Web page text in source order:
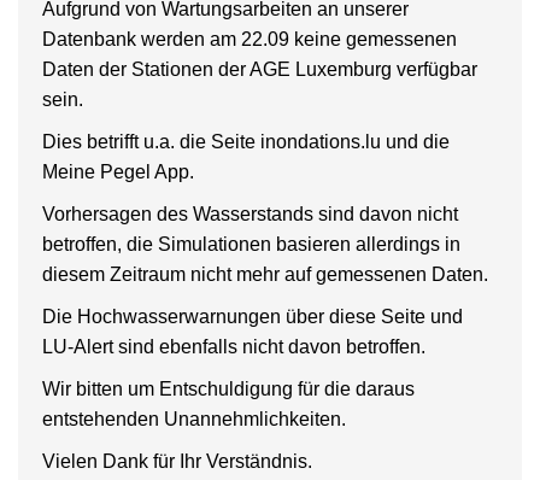
Aufgrund von Wartungsarbeiten an unserer
Datenbank werden am 22.09 keine gemessenen
Daten der Stationen der AGE Luxemburg verfügbar
sein.
Dies betrifft u.a. die Seite inondations.lu und die
Meine Pegel App.
Vorhersagen des Wasserstands sind davon nicht
betroffen, die Simulationen basieren allerdings in
diesem Zeitraum nicht mehr auf gemessenen Daten.
Die Hochwasserwarnungen über diese Seite und
LU-Alert sind ebenfalls nicht davon betroffen.
Wir bitten um Entschuldigung für die daraus
entstehenden Unannehmlichkeiten.
Vielen Dank für Ihr Verständnis.